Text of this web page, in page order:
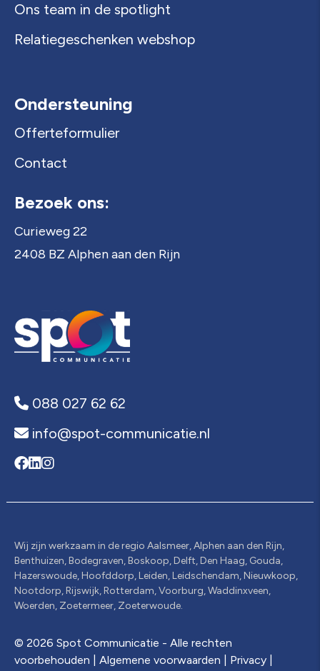
Ons team in de spotlight
Relatiegeschenken webshop
Ondersteuning
Offerteformulier
Contact
Bezoek ons:
Curieweg 22
2408 BZ Alphen aan den Rijn
088 027 62 62
info@spot-communicatie.nl
Wij zijn werkzaam in de regio Aalsmeer, Alphen aan den Rijn,
Benthuizen, Bodegraven, Boskoop, Delft, Den Haag, Gouda,
Hazerswoude, Hoofddorp, Leiden, Leidschendam, Nieuwkoop,
Nootdorp, Rijswijk, Rotterdam, Voorburg, Waddinxveen,
Woerden, Zoetermeer, Zoeterwoude.
© 2026 Spot Communicatie - Alle rechten
voorbehouden
Algemene voorwaarden Privacy